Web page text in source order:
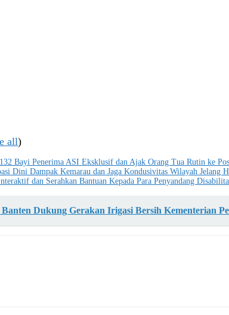
all)
Bayi Penerima ASI Eksklusif dan Ajak Orang Tua Rutin ke
Dini Dampak Kemarau dan Jaga Kondusivitas Wilayah Jelang
dan Serahkan Bantuan Kepada Para Penyandang
Dukung Gerakan Irigasi Bersih Kementerian